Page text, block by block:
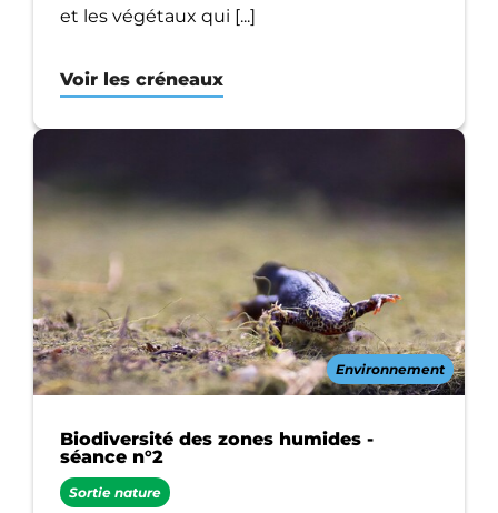
et les végétaux qui [...]
Voir les créneaux
Biodiversité des zones humides -
séance n°2
Sortie nature
Environnement